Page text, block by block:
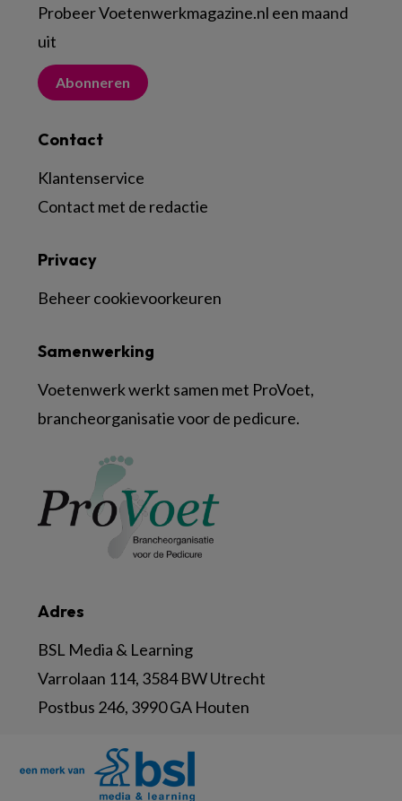
Probeer Voetenwerkmagazine.nl een maand
uit
Abonneren
Contact
Klantenservice
Contact met de redactie
Adres
BSL Media & Learning
Varrolaan 114, 3584 BW Utrecht
Postbus 246, 3990 GA Houten
Samenwerking
Voetenwerk werkt samen met ProVoet,
brancheorganisatie voor de pedicure.
Privacy
Beheer cookievoorkeuren